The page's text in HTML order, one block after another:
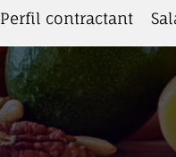
Perfil contractant